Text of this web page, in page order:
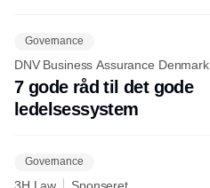
Governance
DNV Business Assurance Denmark
7 gode råd til det gode
ledelsessystem
Governance
3H Law Sponseret